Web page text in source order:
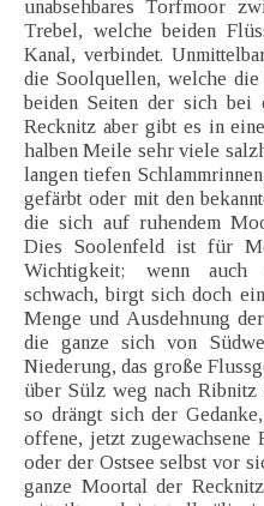
unabsehbares Torfmoor
Trebel, welche beiden
Kanal, verbindet.
die Soolquellen, welche
beiden Seiten der sich bei
Recknitz aber gibt es in
halben Meile sehr viele
langen tiefen
gefärbt oder mit den
die sich auf ruhendem
Dies Soolenfeld ist für
Wichtigkeit; wenn auch
schwach, birgt sich doch
Menge und Ausdehnung
die ganze sich von
Niederung, das große
über Sülz weg nach Ribnitz
so drängt sich der
offene, jetzt zugewachsene
oder der Ostsee selbst vor
ganze Moortal der